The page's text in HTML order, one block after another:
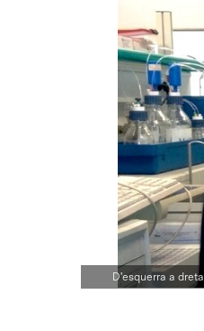
Intro per buscar o
D'esquerra a